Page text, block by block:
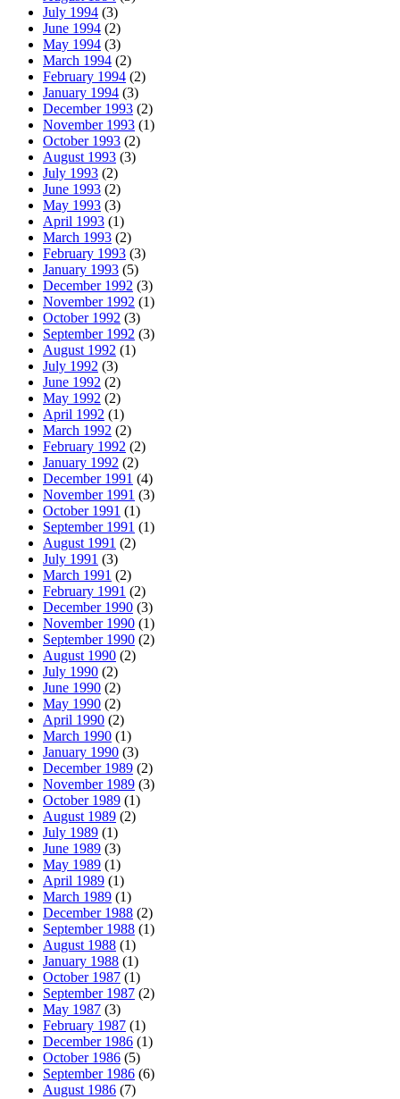
July 1994 (3)
June 1994 (2)
May 1994 (3)
March 1994 (2)
February 1994 (2)
January 1994 (3)
December 1993 (2)
November 1993 (1)
October 1993 (2)
August 1993 (3)
July 1993 (2)
June 1993 (2)
May 1993 (3)
April 1993 (1)
March 1993 (2)
February 1993 (3)
January 1993 (5)
December 1992 (3)
November 1992 (1)
October 1992 (3)
September 1992 (3)
August 1992 (1)
July 1992 (3)
June 1992 (2)
May 1992 (2)
April 1992 (1)
March 1992 (2)
February 1992 (2)
January 1992 (2)
December 1991 (4)
November 1991 (3)
October 1991 (1)
September 1991 (1)
August 1991 (2)
July 1991 (3)
March 1991 (2)
February 1991 (2)
December 1990 (3)
November 1990 (1)
September 1990 (2)
August 1990 (2)
July 1990 (2)
June 1990 (2)
May 1990 (2)
April 1990 (2)
March 1990 (1)
January 1990 (3)
December 1989 (2)
November 1989 (3)
October 1989 (1)
August 1989 (2)
July 1989 (1)
June 1989 (3)
May 1989 (1)
April 1989 (1)
March 1989 (1)
December 1988 (2)
September 1988 (1)
August 1988 (1)
January 1988 (1)
October 1987 (1)
September 1987 (2)
May 1987 (3)
February 1987 (1)
December 1986 (1)
October 1986 (5)
September 1986 (6)
August 1986 (7)